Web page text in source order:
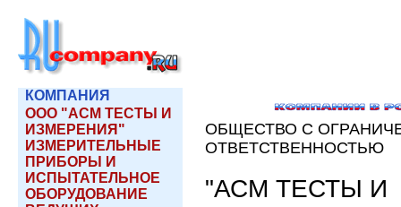
КОМПАНИЯ
ООО "АСМ ТЕСТЫ И
ИЗМЕРЕНИЯ"
ИЗМЕРИТЕЛЬНЫЕ
ПРИБОРЫ И
ИСПЫТАТЕЛЬНОЕ
ОБОРУДОВАНИЕ
ОБЩЕСТВО С
ОТВЕТСТВЕННОСТЬЮ
"АСМ ТЕСТЫ И